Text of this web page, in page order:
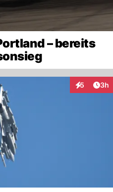
– bereits
5 3h